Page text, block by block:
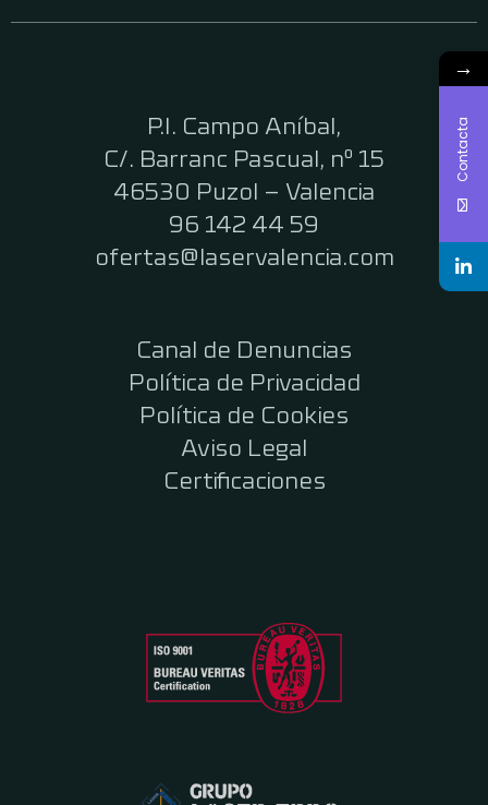
P.I. Campo Aníbal,
C/. Barranc Pascual, nº 15
46530 Puzol – Valencia
96 142 44 59
ofertas@laservalencia.com
Canal de Denuncias
Política de Privacidad
Política de Cookies
Aviso Legal
Certificaciones
→
Contacta